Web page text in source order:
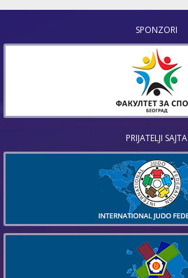
SPONZORI
PRIJATELJI SAJTA